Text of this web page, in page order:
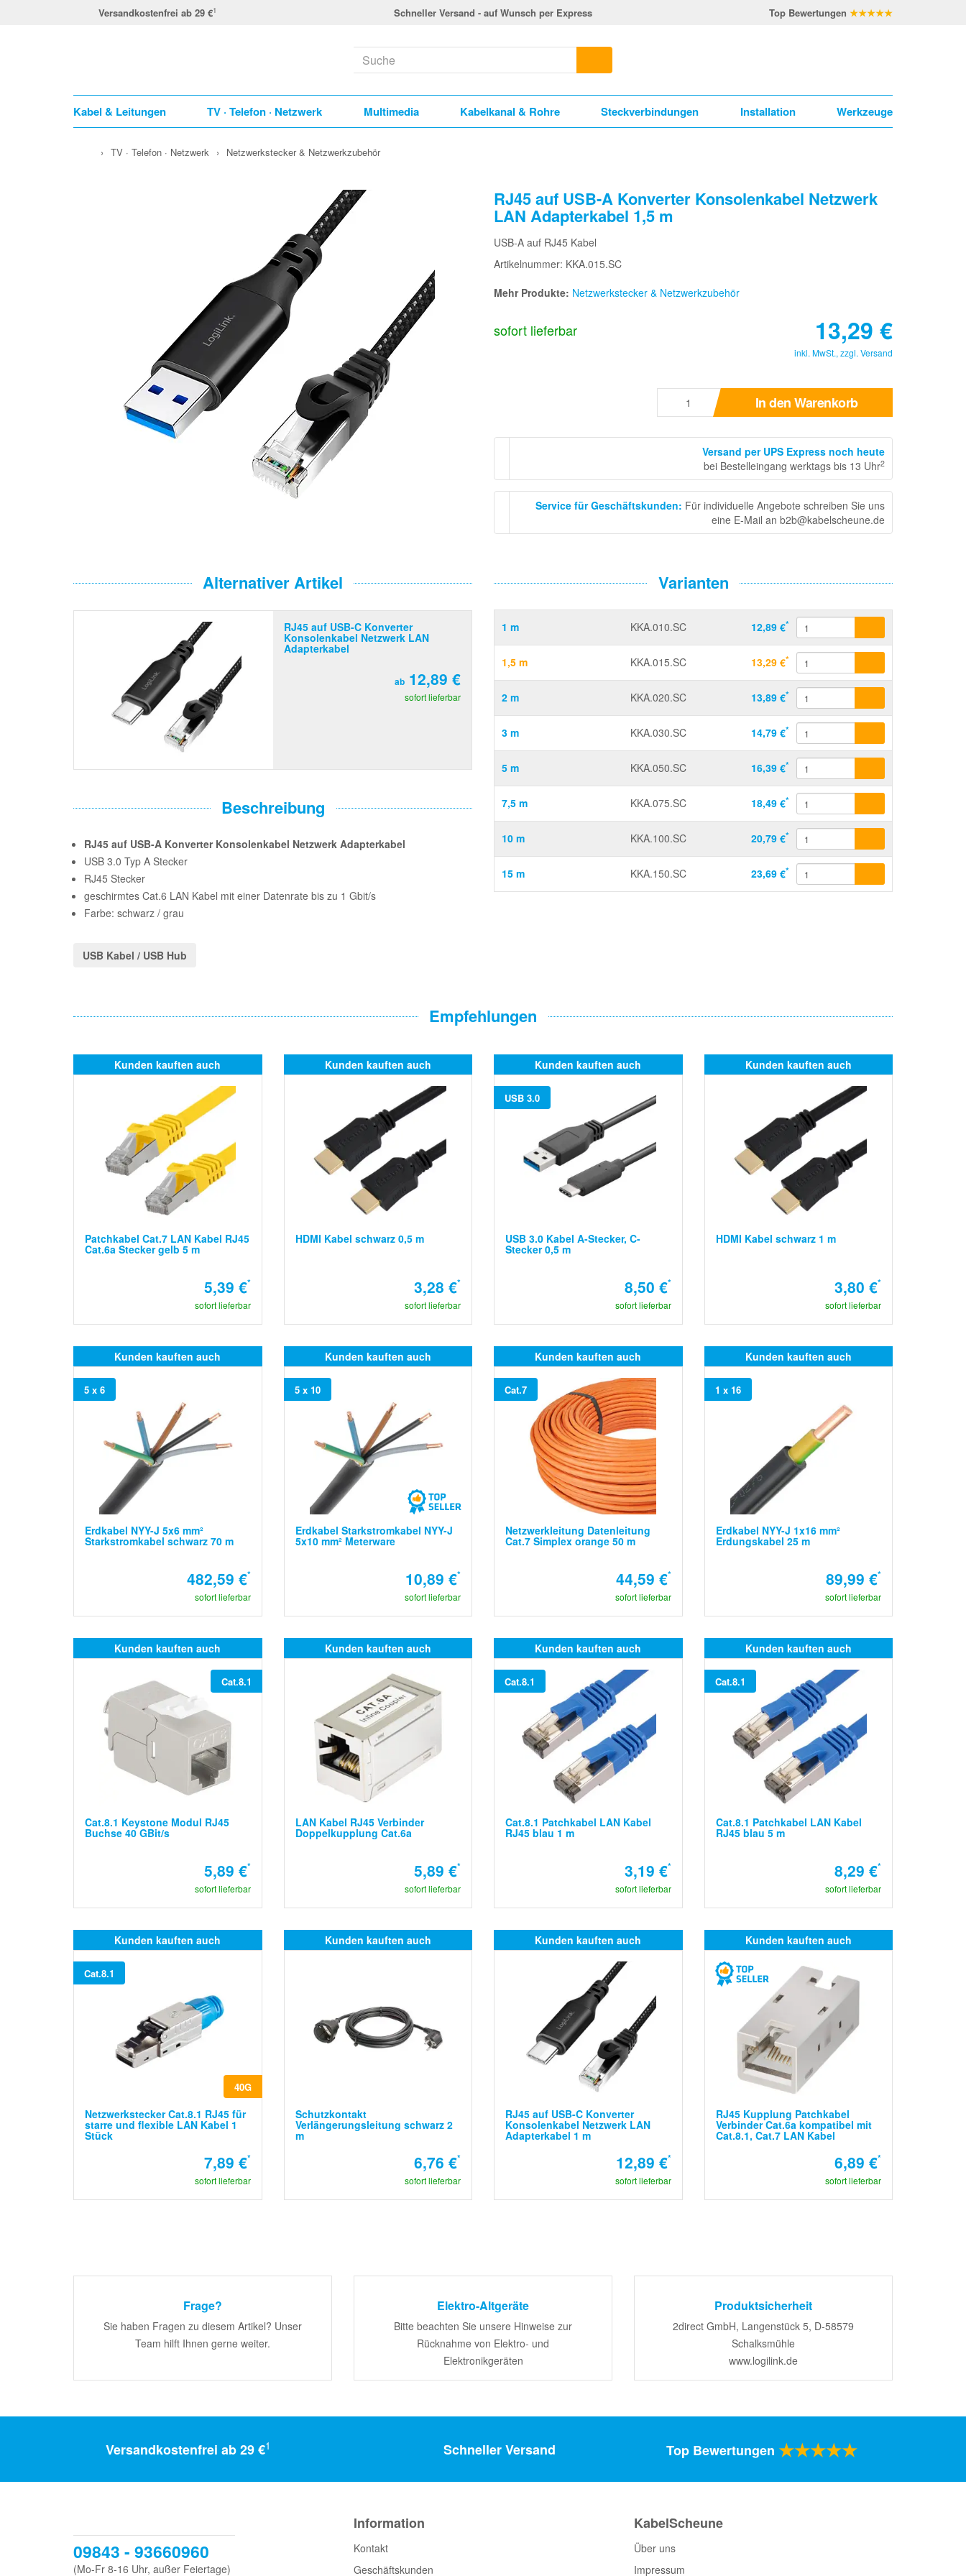
Versandkostenfrei ab 29 €1 Schneller Versand - auf Wunsch per Express Top Bewertungen ★★★★★
Kabel & Leitungen TV · Telefon · Netzwerk Multimedia Kabelkanal & Rohre Steckverbindungen Installation Werkzeuge
› TV · Telefon · Netzwerk › Netzwerkstecker & Netzwerkzubehör
RJ45 auf USB-A Konverter Konsolenkabel Netzwerk
LAN Adapterkabel 1,5 m
USB-A auf RJ45 Kabel
Artikelnummer: KKA.015.SC
Mehr Produkte: Netzwerkstecker & Netzwerkzubehör
sofort lieferbar 13,29 €
inkl. MwSt., zzgl. Versand
In den Warenkorb
Versand per UPS Express noch heute
bei Bestelleingang werktags bis 13 Uhr2
Service für Geschäftskunden: Für individuelle Angebote schreiben Sie uns
eine E-Mail an b2b@kabelscheune.de
Varianten
1 m KKA.010.SC 12,89 €*
1,5 m KKA.015.SC 13,29 €*
2 m KKA.020.SC 13,89 €*
3 m KKA.030.SC 14,79 €*
5 m KKA.050.SC 16,39 €*
7,5 m KKA.075.SC 18,49 €*
10 m KKA.100.SC 20,79 €*
15 m KKA.150.SC 23,69 €*
Alternativer Artikel
RJ45 auf USB-C Konverter
Konsolenkabel Netzwerk LAN
Adapterkabel
ab 12,89 €
sofort lieferbar
Beschreibung
RJ45 auf USB-A Konverter Konsolenkabel Netzwerk Adapterkabel
USB 3.0 Typ A Stecker
RJ45 Stecker
geschirmtes Cat.6 LAN Kabel mit einer Datenrate bis zu 1 Gbit/s
Farbe: schwarz / grau
USB Kabel / USB Hub
Empfehlungen
Kunden kauften auch
Patchkabel Cat.7 LAN Kabel RJ45
Cat.6a Stecker gelb 5 m
5,39 €*
sofort lieferbar
Kunden kauften auch
HDMI Kabel schwarz 0,5 m
3,28 €*
sofort lieferbar
Kunden kauften auch
USB 3.0
USB 3.0 Kabel A-Stecker, C-
Stecker 0,5 m
8,50 €*
sofort lieferbar
Kunden kauften auch
HDMI Kabel schwarz 1 m
3,80 €*
sofort lieferbar
Kunden kauften auch
5 x 6
Erdkabel NYY-J 5x6 mm²
Starkstromkabel schwarz 70 m
482,59 €*
sofort lieferbar
Kunden kauften auch
5 x 10
Erdkabel Starkstromkabel NYY-J
5x10 mm² Meterware
10,89 €*
sofort lieferbar
Kunden kauften auch
Cat.7
Netzwerkleitung Datenleitung
Cat.7 Simplex orange 50 m
44,59 €*
sofort lieferbar
Kunden kauften auch
1 x 16
Erdkabel NYY-J 1x16 mm²
Erdungskabel 25 m
89,99 €*
sofort lieferbar
Kunden kauften auch
Cat.8.1
Cat.8.1 Keystone Modul RJ45
Buchse 40 GBit/s
5,89 €*
sofort lieferbar
Kunden kauften auch
LAN Kabel RJ45 Verbinder
Doppelkupplung Cat.6a
5,89 €*
sofort lieferbar
Kunden kauften auch
Cat.8.1
Cat.8.1 Patchkabel LAN Kabel
RJ45 blau 1 m
3,19 €*
sofort lieferbar
Kunden kauften auch
Cat.8.1
Cat.8.1 Patchkabel LAN Kabel
RJ45 blau 5 m
8,29 €*
sofort lieferbar
Kunden kauften auch
Cat.8.1
40G
Netzwerkstecker Cat.8.1 RJ45 für
starre und flexible LAN Kabel 1
Stück
7,89 €*
sofort lieferbar
Kunden kauften auch
Schutzkontakt
Verlängerungsleitung schwarz 2
m
6,76 €*
sofort lieferbar
Kunden kauften auch
RJ45 auf USB-C Konverter
Konsolenkabel Netzwerk LAN
Adapterkabel 1 m
12,89 €*
sofort lieferbar
Kunden kauften auch
RJ45 Kupplung Patchkabel
Verbinder Cat.6a kompatibel mit
Cat.8.1, Cat.7 LAN Kabel
6,89 €*
sofort lieferbar
Frage?
Sie haben Fragen zu diesem Artikel? Unser
Team hilft Ihnen gerne weiter.
Elektro-Altgeräte
Bitte beachten Sie unsere Hinweise zur
Rücknahme von Elektro- und
Elektronikgeräten
Produktsicherheit
2direct GmbH, Langenstück 5, D-58579
Schalksmühle
www.logilink.de
Versandkostenfrei ab 29 €1 Schneller Versand Top Bewertungen ★★★★★
09843 - 93660960
(Mo-Fr 8-16 Uhr, außer Feiertage)
Information
Kontakt
Geschäftskunden
KabelScheune
Über uns
Impressum